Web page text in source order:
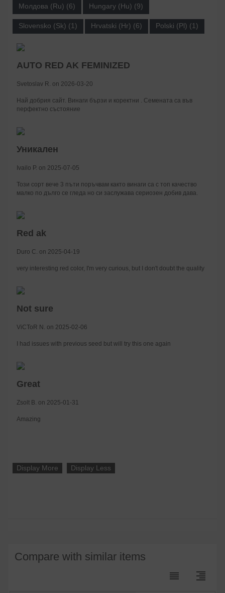
Молдова (Ru) (6) Hungary (Hu) (9)
Slovensko (Sk) (1) Hrvatski (Hr) (6) Polski (Pl) (1)
AUTO RED AK FEMINIZED
Svetoslav R. on 2026-03-20
Най добрия сайт. Винаги бързи и коректни . Семената са във
перфектно състояние
Уникален
Ivailo P. on 2025-07-05
Този сорт вече 3 пъти поръчвам както винаги са с топ качество
малко по дълго се гледа но си заслужава сериозен добив дава.
Red ak
Duro C. on 2025-04-19
very interesting red color, I'm very curious, but I don't doubt the quality
Not sure
ViCToR N. on 2025-02-06
I had issues with previous seed but will try this one again
Great
Zsolt B. on 2025-01-31
Amazing
Display More Display Less
Compare with similar items
reorder format_align_right